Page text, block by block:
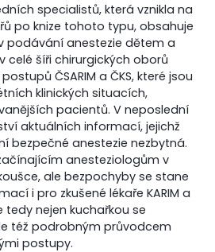
specialistů, která vznikla na
po knize tohoto typu, obsahuje
podávání anestezie dětem a
celé šíři chirurgických oborů
ČSARIM a ČKS, které jsou
klinických situacích,
pacientů. V neposlední
aktuálních informací, jejichž
bezpečné anestezie nezbytná.
anesteziologům v
ale bezpochyby se stane
i pro zkušené lékaře KARIM a
nejen kuchařkou se
též podrobným průvodcem
postupy.